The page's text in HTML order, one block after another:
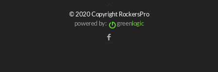
© 2020 Copyright RockersPro
powered by:
greenlogic